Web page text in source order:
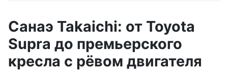
Санаэ Takaichi: от Toyota
Supra до премьерского
кресла с рёвом двигателя